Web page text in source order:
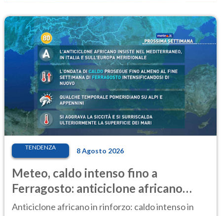
TENDENZA 8 Agosto 2026
Meteo, caldo intenso fino a
Ferragosto: anticiclone africano
ancora protagonista
Anticiclone africano in rinforzo: caldo intenso in